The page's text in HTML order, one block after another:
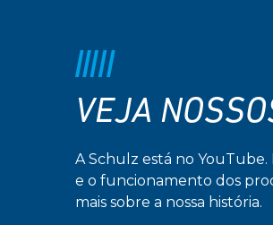
VEJA
A Schulz está no
e o funcionamento dos
mais sobre a nossa história.